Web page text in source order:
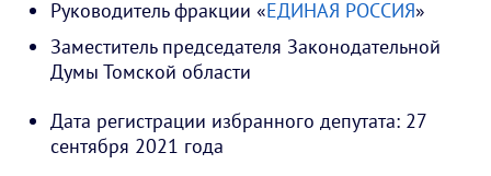
Руководитель фракции «ЕДИНАЯ РОССИЯ»
Заместитель председателя Законодательной
Думы Томской области
Дата регистрации избранного депутата: 27
сентября 2021 года